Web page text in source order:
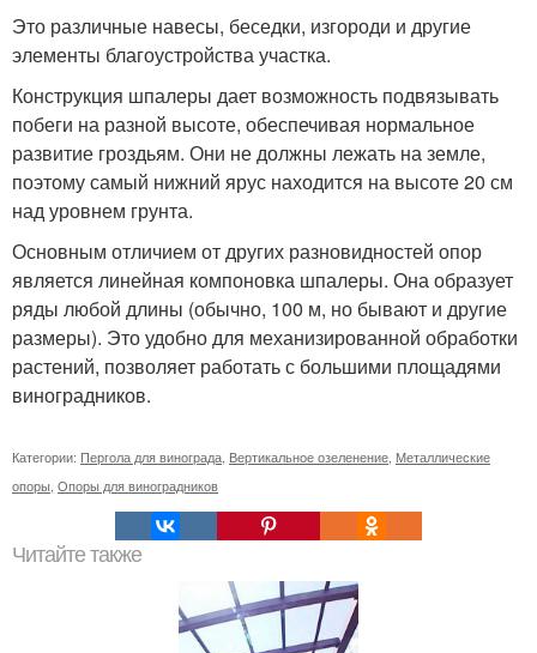
Это различные навесы, беседки, изгороди и другие
элементы благоустройства участка.
Конструкция шпалеры дает возможность подвязывать
побеги на разной высоте, обеспечивая нормальное
развитие гроздьям. Они не должны лежать на земле,
поэтому самый нижний ярус находится на высоте 20 см
над уровнем грунта.
Основным отличием от других разновидностей опор
является линейная компоновка шпалеры. Она образует
ряды любой длины (обычно, 100 м, но бывают и другие
размеры). Это удобно для механизированной обработки
растений, позволяет работать с большими площадями
виноградников.
Категории: Пергола для винограда Вертикальное озеленение Металлические
опоры Опоры для виноградников
Читайте также